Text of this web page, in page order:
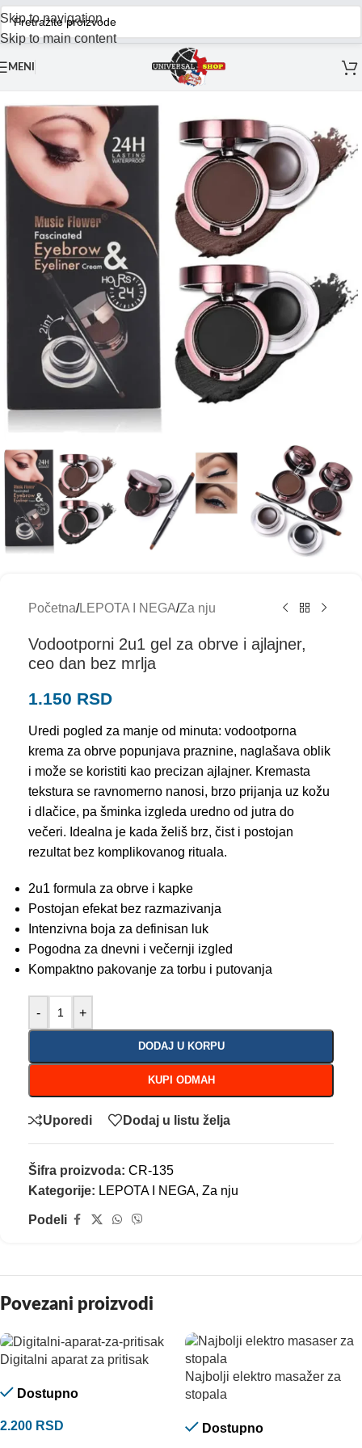
Skip to navigation
Skip to main content
MENI
Početna/LEPOTA I NEGA/Za nju
Vodootporni 2u1 gel za obrve i ajlajner,
ceo dan bez mrlja
1.150 RSD
Uredi pogled za manje od minuta: vodootporna
krema za obrve popunjava praznine, naglašava oblik
i može se koristiti kao precizan ajlajner. Kremasta
tekstura se ravnomerno nanosi, brzo prijanja uz kožu
i dlačice, pa šminka izgleda uredno od jutra do
večeri. Idealna je kada želiš brz, čist i postojan
rezultat bez komplikovanog rituala.
2u1 formula za obrve i kapke
Postojan efekat bez razmazivanja
Intenzivna boja za definisan luk
Pogodna za dnevni i večernji izgled
Kompaktno pakovanje za torbu i putovanja
- +
DODAJ U KORPU
KUPI ODMAH
Uporedi Dodaj u listu želja
Šifra proizvoda: CR-135
Kategorije: LEPOTA I NEGA, Za nju
Podeli
Povezani proizvodi
Digitalni aparat za pritisak
Dostupno
2.200 RSD
Najbolji elektro masažer za
stopala
Dostupno